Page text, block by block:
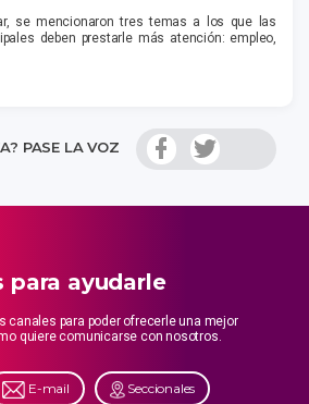
se mencionaron tres temas a los que las
deben prestarle más atención: empleo,
PASE LA VOZ
para ayudarle
canales para poder ofrecerle una mejor
quiere comunicarse con nosotros.
E-mail Seccionales